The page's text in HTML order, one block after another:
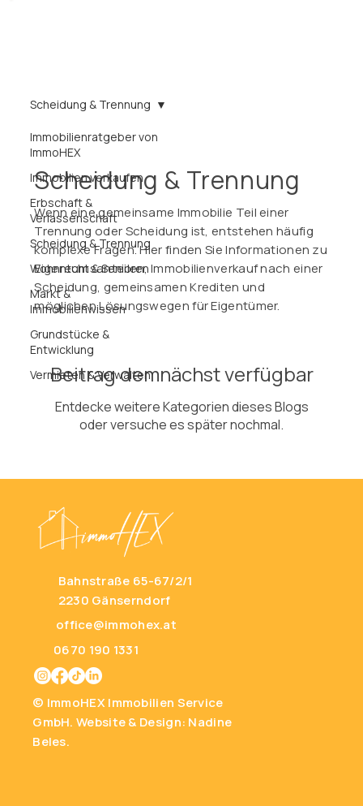
Immobilienratgeber von
ImmoHEX
Immobilien verkaufen
Erbschaft &
Verlassenschaft
Scheidung & Trennung
Wohnrecht & Senioren
Markt &
Immobilienwissen
Grundstücke &
Entwicklung
Vermieten & Verwalten
Scheidung & Trennung
Scheidung & Trennung
Wenn eine gemeinsame Immobilie Teil einer
Trennung oder Scheidung ist, entstehen häufig
komplexe Fragen. Hier finden Sie Informationen zu
Eigentumsanteilen, Immobilienverkauf nach einer
Scheidung, gemeinsamen Krediten und
möglichen Lösungswegen für Eigentümer.
Beitrag demnächst verfügbar
Entdecke weitere Kategorien dieses Blogs
oder versuche es später nochmal.
Bahnstraße 65-67/2/1
2230 Gänserndorf
office@immohex.at
0670 190 1331
© ImmoHEX Immobilien Service
GmbH.Website & Design: Nadine
Beles.